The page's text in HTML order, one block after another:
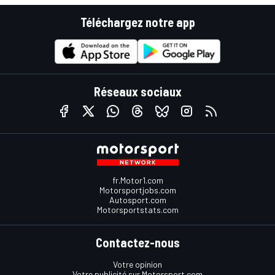
Téléchargez notre app
Réseaux sociaux
fr.Motor1.com
Motorsportjobs.com
Autosport.com
Motorsportstats.com
Contactez-nous
Votre opinion